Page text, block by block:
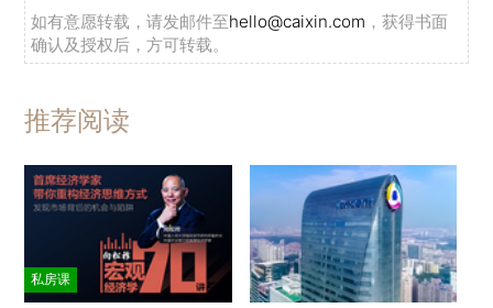
如有意愿转载，请发邮件至hello@caixin.com ，获得书面
确认及授权后，方可转载。
推荐阅读
私房课